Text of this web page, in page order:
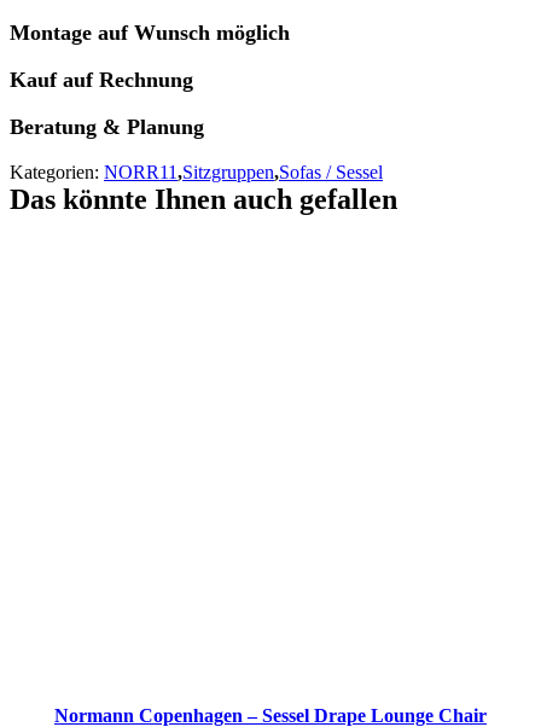
Montage auf Wunsch möglich
Kauf auf Rechnung
Beratung & Planung
Kategorien: NORR11,Sitzgruppen,Sofas / Sessel
Das könnte Ihnen auch gefallen
Normann Copenhagen – Sessel Drape Lounge Chair